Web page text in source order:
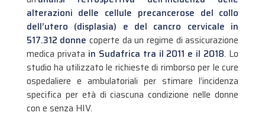
alterazioni delle cellule precancerose del collo
dell’utero (displasia) e del cancro cervicale in
517.312 donne coperte da un regime di assicurazione
medica privata in Sudafrica tra il 2011 e il 2018. Lo
studio ha utilizzato le richieste di rimborso per le cure
ospedaliere e ambulatoriali per stimare l’incidenza
specifica per età di ciascuna condizione nelle donne
con e senza HIV.